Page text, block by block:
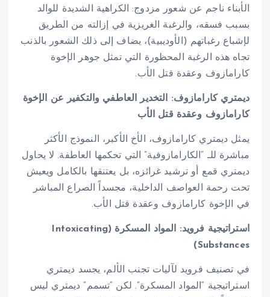
الأبناء ناجم عن شعور مزدوج: الكراهية الشديدة للوالد
بسبب فسقه، والرغبة الغريزية في إزالته من الطريق
لإشباع رغباتهم (الأوديبية)، يضاف إلى ذلك الشعور بالذنب
تجاه هذه الرغبة المحظورة التي تمثل جوهر الإخوة
كارامازوف وعقدة قتل الأب.
ديمتري كارامازوف: التخدير العاطفي والتكفير عن الإخوة
كارامازوف وعقدة قتل الأب
يمثل ديمتري كارامازوف، الأخ الأكبر، النموذج الأكثر
مباشرة للـ “الكارامازوفية” التي تحكمها العاطفة. لا يحاول
ديمتري قمع أو ترشيد غرائزه، بل يعتنقها بالكامل ويعيش
تحت رحمة العواصف الداخلية، مجسداً الصراع المباشر
في الإخوة كارامازوف وعقدة قتل الأب.
استراتيجية فرويد: المواد المسكرة (Intoxicating
Substances)
في تصنيف فرويد لآليات تجنب الألم، يجسد ديمتري
استراتيجية “المواد المسكرة”. لكن “تسمم” ديمتري ليس